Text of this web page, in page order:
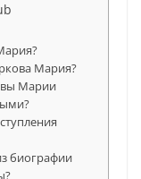
Мария?
Марии
биографии